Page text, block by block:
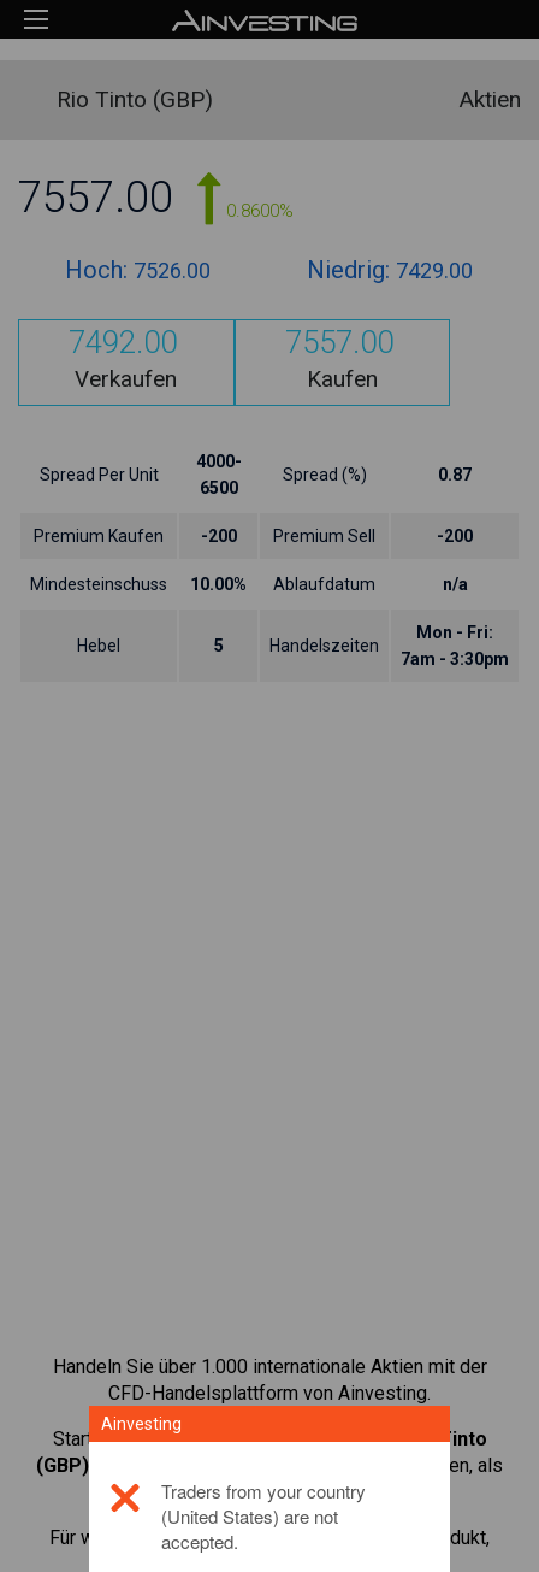
Rio Tinto (GBP) Aktien
7557.00 0.8600%
Hoch: 7526.00 Niedrig: 7429.00
7492.00
Verkaufen
7557.00
Kaufen
Spread Per Unit
4000-
6500
Spread (%) 0.87
Premium Kaufen -200 Premium Sell -200
Mindesteinschuss 10.00% Ablaufdatum n/a
Hebel 5 Handelszeiten
Mon - Fri:
7am - 3:30pm
Handeln Sie über 1.000 internationale Aktien mit der
CFD-Handelsplattform von Ainvesting.
Starten Sie mit dem Handel von CFDs aufRio Tinto
(GBP) . Erhalten Sie Echtzeit-Preise und Dividenden, als
wenn Sie selbst die Aktie halten.
Für weitere Informationen zu diesem Anlageprodukt,
Ainvesting
Traders from your country
(United States) are not
accepted.